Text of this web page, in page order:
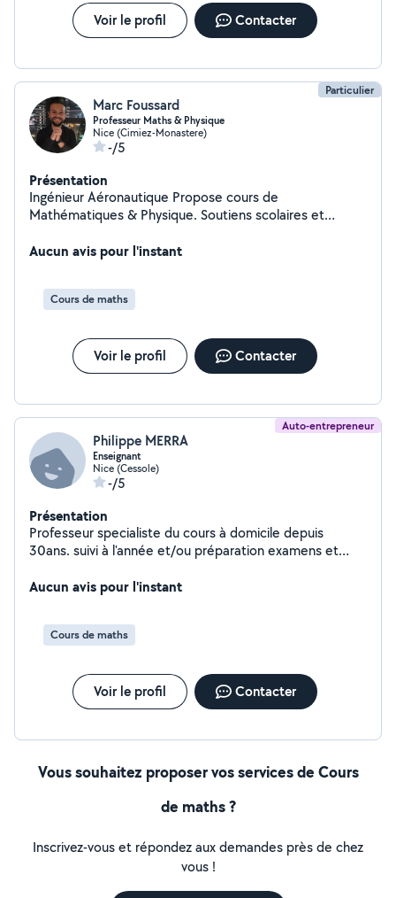
validé ma première année de licence de maths
(sciences et technologies)
Voir le profil Contacter
Particulier
Marc Foussard
Professeur Maths & Physique
Nice (Cimiez-Monastere)
-/5
Présentation
Ingénieur Aéronautique Propose cours de
Mathématiques & Physique. Soutiens scolaires et
vous intéresse, vous pouvez me contacter.
Aucun avis pour l'instant
Cours de maths
Voir le profil Contacter
Auto-entrepreneur
Philippe MERRA
Enseignant
Nice (Cessole)
-/5
Présentation
Professeur specialiste du cours à domicile depuis
30ans. suivi à l'année et/ou préparation examens et
occupe aussi de la transition entre le lycée et le
Aucun avis pour l'instant
Cours de maths
Voir le profil Contacter
Vous souhaitez proposer vos services de Cours
de maths ?
Inscrivez-vous et répondez aux demandes près de chez
vous !